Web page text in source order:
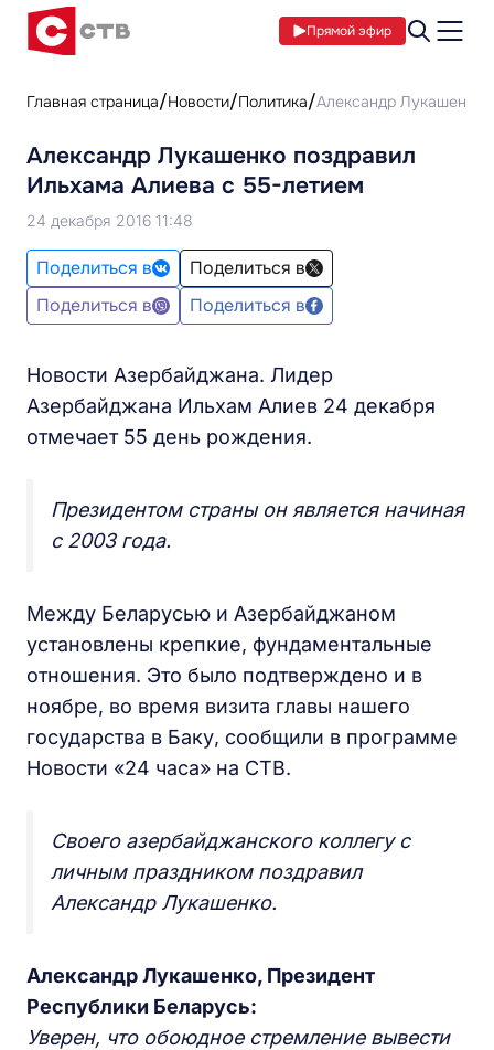
Прямой эфир
Главная страница Новости Политика Александр Лукашенко
Александр Лукашенко поздравил
Ильхама Алиева с 55-летием
24 декабря 2016 11:48
Поделиться в
Поделиться в
Поделиться в
Поделиться в
Новости Азербайджана. Лидер
Азербайджана Ильхам Алиев 24 декабря
отмечает 55 день рождения.
Президентом страны он является начиная
с 2003 года.
Между Беларусью и Азербайджаном
установлены крепкие, фундаментальные
отношения. Это было подтверждено и в
ноябре, во время визита главы нашего
государства в Баку, сообщили в программе
Новости «24 часа» на СТВ.
Своего азербайджанского коллегу с
личным праздником поздравил
Александр Лукашенко.
Александр Лукашенко, Президент
Республики Беларусь:
Уверен, что обоюдное стремление вывести